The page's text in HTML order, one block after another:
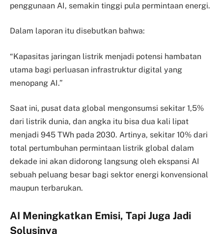
penggunaan AI, semakin tinggi pula permintaan energi.
Dalam laporan itu disebutkan bahwa:
“Kapasitas jaringan listrik menjadi potensi hambatan
utama bagi perluasan infrastruktur digital yang
menopang AI.”
Saat ini, pusat data global mengonsumsi sekitar 1,5%
dari listrik dunia, dan angka itu bisa dua kali lipat
menjadi 945 TWh pada 2030. Artinya, sekitar 10% dari
total pertumbuhan permintaan listrik global dalam
dekade ini akan didorong langsung oleh ekspansi AI
sebuah peluang besar bagi sektor energi konvensional
maupun terbarukan.
AI Meningkatkan Emisi, Tapi Juga Jadi
Solusinya